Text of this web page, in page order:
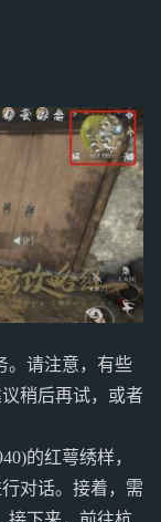
。请注意，有些
稍后再试，或者
的红萼绣样，
对话。接着，需